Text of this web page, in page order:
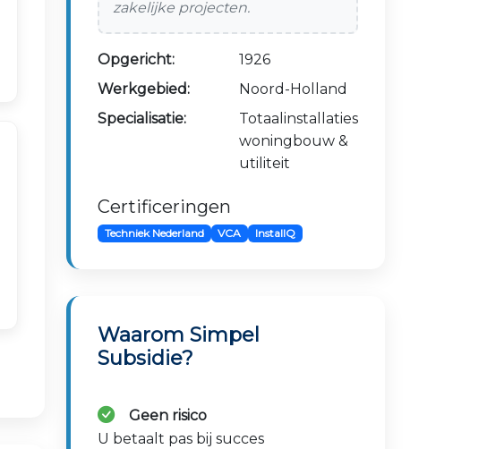
zakelijke projecten.
Opgericht:
1926
Werkgebied:
Noord-Holland
Specialisatie:
Totaalinstallaties
woningbouw &
utiliteit
Certificeringen
Techniek Nederland VCA InstallQ
Waarom Simpel
Subsidie?
Geen risico
U betaalt pas bij succes